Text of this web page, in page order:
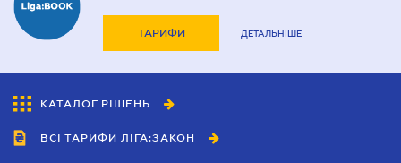
ТАРИФИ ДЕТАЛЬНІШЕ
КАТАЛОГ РІШЕНЬ
ВСІ ТАРИФИ ЛІГА:ЗАКОН